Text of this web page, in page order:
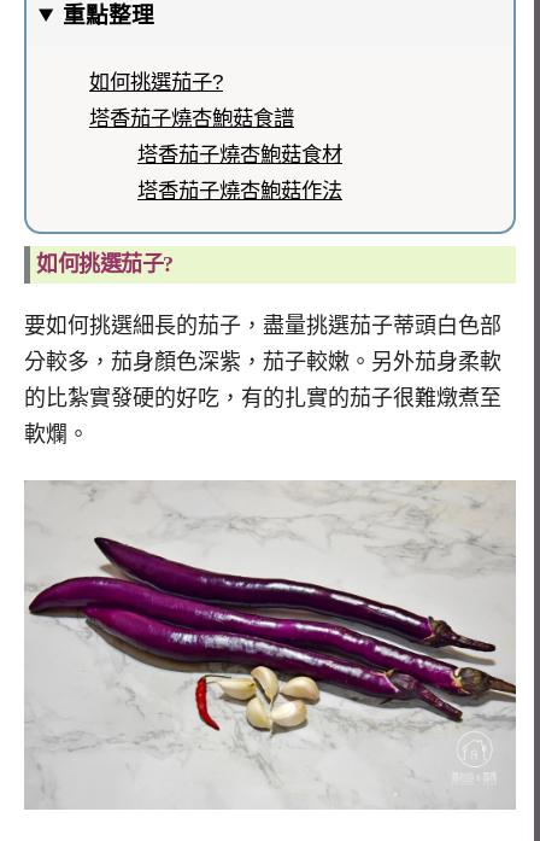
重點整理
如何挑選茄子?
塔香茄子燒杏鮑菇食譜
塔香茄子燒杏鮑菇食材
塔香茄子燒杏鮑菇作法
如何挑選茄子?
要如何挑選細長的茄子，盡量挑選茄子蒂頭白色部
分較多，茄身顏色深紫，茄子較嫩。另外茄身柔軟
的比紮實發硬的好吃，有的扎實的茄子很難燉煮至
軟爛。